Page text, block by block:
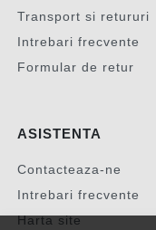
Transport si retururi
Intrebari frecvente
Formular de retur
ASISTENTA
Contacteaza-ne
Intrebari frecvente
Harta site